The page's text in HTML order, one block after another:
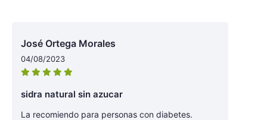
José Ortega Morales
04/08/2023
sidra natural sin azucar
La recomiendo para personas con diabetes.